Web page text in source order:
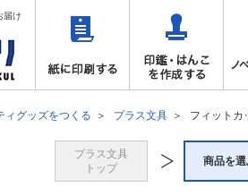
届け
ィグッズをつくる プラス文具 フィット
プラス文具
トップ
商品を